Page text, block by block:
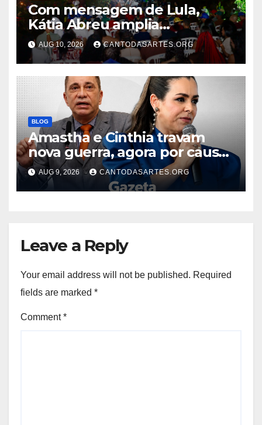
Com mensagem de Lula,
Kátia Abreu amplia
mobilização e coloca
juventude no centro da
campanha no Tocantins
AUG 10, 2026 CANTODASARTES.ORG
BLOG
Amastha e Cinthia travam
nova guerra, agora por causa
do Ideb de Palmas; Ele acusa
e ela vai à justiça contra vídeo
AUG 9, 2026 CANTODASARTES.ORG
Leave a Reply
Your email address will not be published. Required
fields are marked *
Comment*